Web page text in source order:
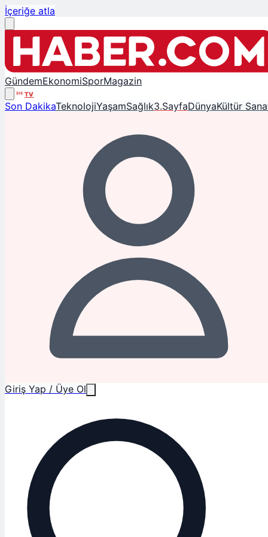
İçeriğe atla
GündemEkonomiSporMagazin
TV
Son DakikaTeknolojiYaşamSağlık3.SayfaDünyaKültür
Giriş Yap / Üye Ol